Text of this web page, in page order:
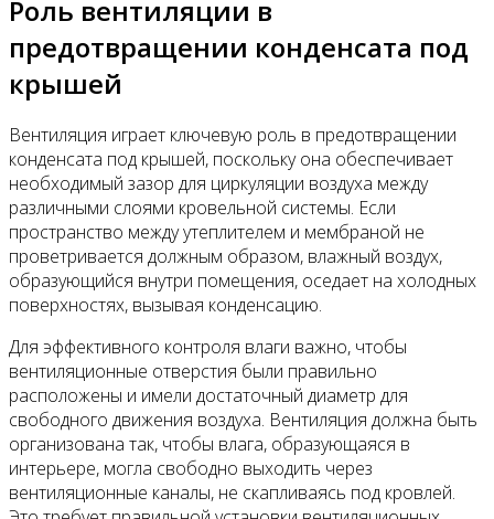
Роль вентиляции в
предотвращении конденсата под
крышей
Вентиляция играет ключевую роль в предотвращении
конденсата под крышей, поскольку она обеспечивает
необходимый зазор для циркуляции воздуха между
различными слоями кровельной системы. Если
пространство между утеплителем и мембраной не
проветривается должным образом, влажный воздух,
образующийся внутри помещения, оседает на холодных
поверхностях, вызывая конденсацию.
Для эффективного контроля влаги важно, чтобы
вентиляционные отверстия были правильно
расположены и имели достаточный диаметр для
свободного движения воздуха. Вентиляция должна быть
организована так, чтобы влага, образующаяся в
интерьере, могла свободно выходить через
вентиляционные каналы, не скапливаясь под кровлей.